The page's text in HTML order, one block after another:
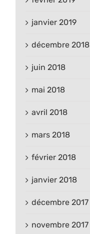
janvier 2019
décembre 2018
juin 2018
mai 2018
avril 2018
mars 2018
février 2018
janvier 2018
décembre 2017
novembre 2017